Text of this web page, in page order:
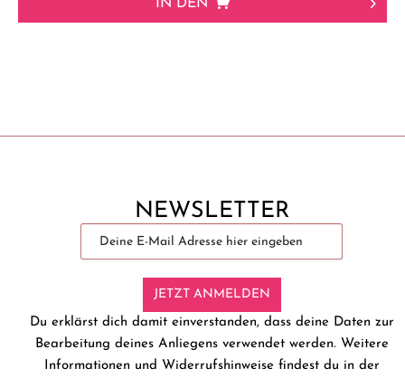
IN DEN
NEWSLETTER
JETZT ANMELDEN
Du erklärst dich damit einverstanden, dass deine Daten zur
Bearbeitung deines Anliegens verwendet werden. Weitere
Informationen und Widerrufshinweise findest du in der